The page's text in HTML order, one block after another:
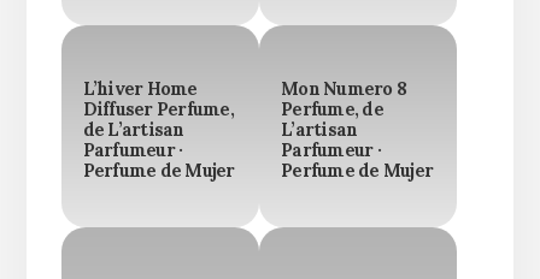
L’hiver Home
Diffuser Perfume,
de L’artisan
Parfumeur ·
Perfume de Mujer
Mon Numero 8
Perfume, de
L’artisan
Parfumeur ·
Perfume de Mujer